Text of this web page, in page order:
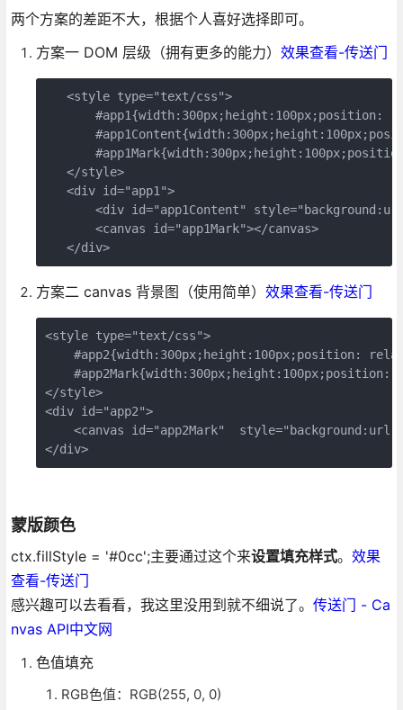
两个方案的差距不大，根据个人喜好选择即可。
方案一 DOM 层级（拥有更多的能力） 效果查看-传送门
   <style type="text/css">
#app1{width:300px;height:100px;position:
   </style>
   <div id="app1">
<div id="app1Content"
       <canvas id="app1Mark"></canvas>
   </div>
方案二 canvas 背景图（使用简单） 效果查看-传送门
<style type="text/css">
#app2{width:300px;height:100px;position:
#app2Mark{width:300px;height:100px;position:
</style>
<div id="app2">
<canvas id="app2Mark"
</div>
蒙版颜色
ctx.fillStyle = '#0cc';主要通过这个来设置填充样式。 效果
查看-传送门
感兴趣可以去看看，我这里没用到就不细说了。 传送门 - Ca
nvas API中文网
色值填充
RGB色值：RGB(255, 0, 0)